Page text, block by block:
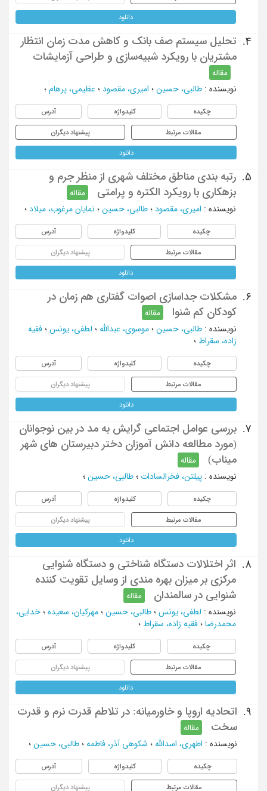
دانلود
4.
تحلیل سیستم صف بانک و کاهش مدت زمان انتظار
مشتریان با رویکرد شبیه‌سازی و طراحی آزمایشات
مقاله
نویسنده : طالبی، حسین ؛ امیری، مقصود ؛ عظیمی، پرهام ؛
چکیده کلیدواژه آدرس
مقالات مرتبط پیشنهاد دیگران
دانلود
5.
رتبه بندی مناطق مختلف شهری از منظر جرم و
بزهکاری با رويکرد الکتره و پرامتی
مقاله
نویسنده : امیری، مقصود ؛ طالبی، حسین ؛ نمایان مرغوب، میلاد ؛
چکیده کلیدواژه آدرس
مقالات مرتبط پیشنهاد دیگران
دانلود
6.
مشکلات جداسازی اصوات گفتاری هم زمان در
کودکان کم شنوا
مقاله
نویسنده : طالبی، حسین ؛ موسوی، عبدالله ؛ لطفی، یونس ؛ فقیه
زاده، سقراط ؛
چکیده کلیدواژه آدرس
مقالات مرتبط پیشنهاد دیگران
دانلود
7.
بررسی عوامل اجتماعی گرایش به مد در بین نوجوانان
(مورد مطالعه دانش آموزان دختر دبیرستان های شهر
میناب)
مقاله
نویسنده : پیلتن، فخرالسادات ؛ طالبی، حسین ؛
چکیده کلیدواژه آدرس
مقالات مرتبط پیشنهاد دیگران
دانلود
8.
اثر اختلالات دستگاه شناختی و دستگاه شنوايی
مركزی بر ميزان بهره مندی از وسايل تقويت كننده
شنوايی در سالمندان
مقاله
نویسنده : لطفی، یونس ؛ طالبی، حسین ؛ مهرکیان، سعیده ؛ خدایی،
محمدرضا ؛ فقیه زاده، سقراط ؛
چکیده کلیدواژه آدرس
مقالات مرتبط پیشنهاد دیگران
دانلود
9.
اتحادیه اروپا و خاورمیانه: در تلاطم قدرت نرم و قدرت
سخت
مقاله
نویسنده : اطهری، اسدالله ؛ شکوهی آذر، فاطمه ؛ طالبی، حسین ؛
چکیده کلیدواژه آدرس
مقالات مرتبط پیشنهاد دیگران